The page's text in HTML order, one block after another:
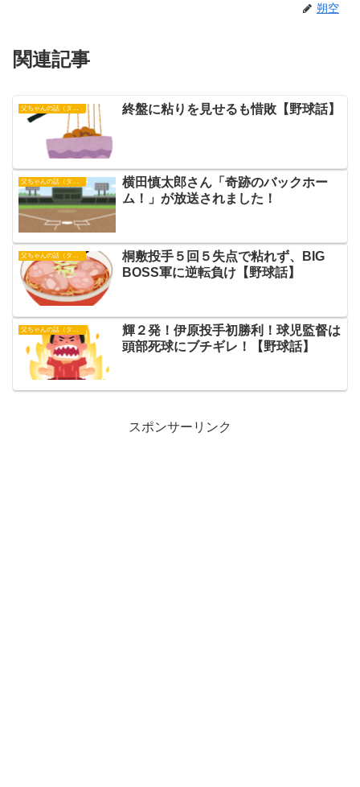
朔空
関連記事
終盤に粘りを見せるも惜敗【野球話】
父ちゃんの話（タイガース）
横田慎太郎さん「奇跡のバックホー
ム！」が放送されました！
父ちゃんの話（タイガース）
桐敷投手５回５失点で粘れず、BIG
BOSS軍に逆転負け【野球話】
輝２発！伊原投手初勝利！球児監督は
頭部死球にブチギレ！【野球話】
スポンサーリンク